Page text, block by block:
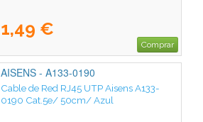
1,49 €
Comprar
AISENS - A133-0190
Cable de Red RJ45 UTP Aisens A133-
0190 Cat.5e/ 50cm/ Azul